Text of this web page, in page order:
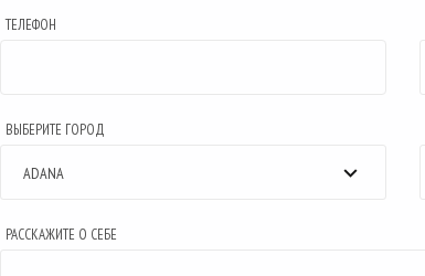
ТЕЛЕФОН
ВЫБЕРИТЕ ГОРОД
ADANA
РАССКАЖИТЕ О СЕБЕ